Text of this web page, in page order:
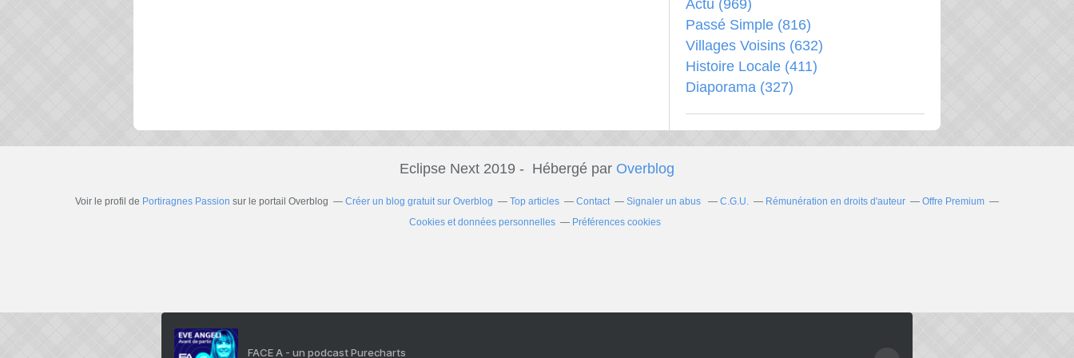
Actu (969)
Passé Simple (816)
Villages Voisins (632)
Histoire Locale (411)
Diaporama (327)
Eclipse Next 2019 - Hébergé par Overblog
Voir le profil de Portiragnes Passion sur le portail Overblog Créer un blog gratuit sur Overblog Top articles Contact Signaler un abus C.G.U. Rémunération en droits d'auteur
Offre Premium
Cookies et données personnelles
Préférences cookies
FACE A - un podcast Purecharts